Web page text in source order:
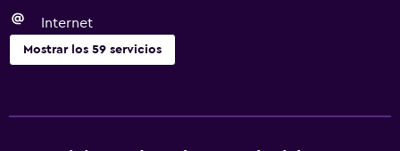
Internet
Mostrar los 59 servicios
Wifi gratis
Wifi disponible en todas las instalaciones